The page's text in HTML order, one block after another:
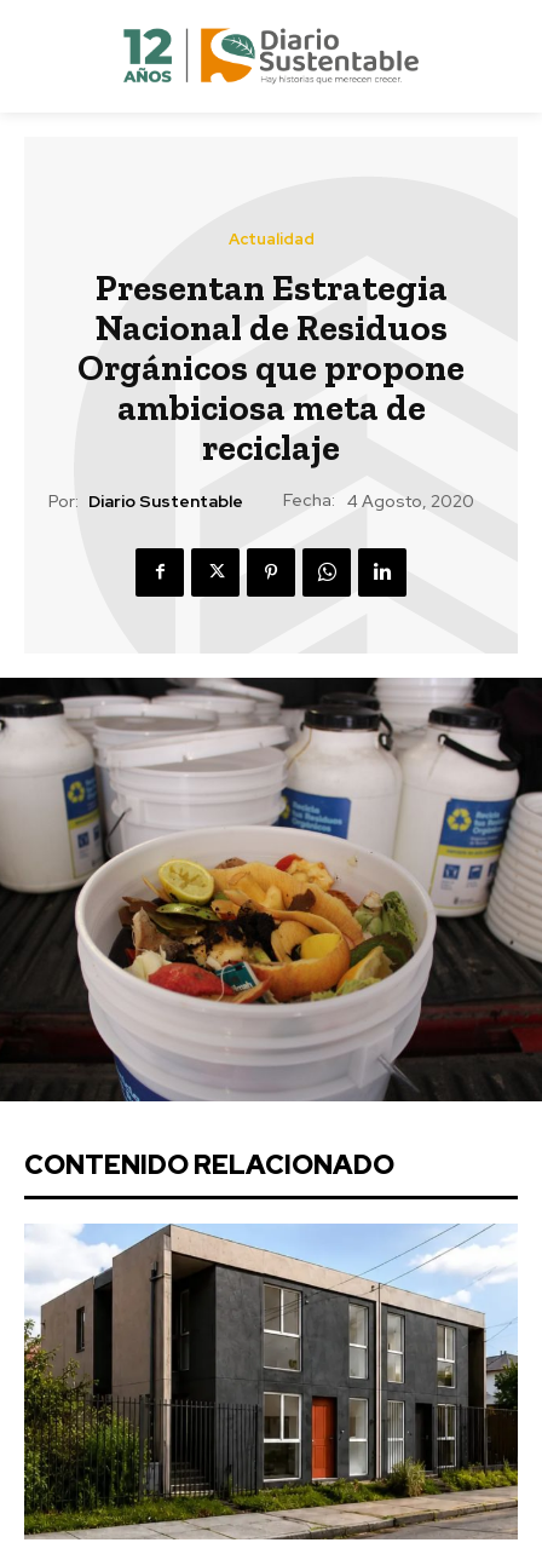
Actualidad
Presentan Estrategia
Nacional de Residuos
Orgánicos que propone
ambiciosa meta de
reciclaje
Por: Diario Sustentable Fecha: 4 Agosto, 2020
CONTENIDO RELACIONADO